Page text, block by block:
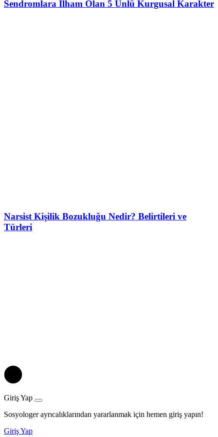
Sendromlara İlham Olan 5 Ünlü Kurgusal Karakter
Narsist Kişilik Bozukluğu Nedir? Belirtileri ve
Türleri
Giriş Yap
Sosyologer ayrıcalıklarından yararlanmak için hemen giriş yapın!
Giriş Yap